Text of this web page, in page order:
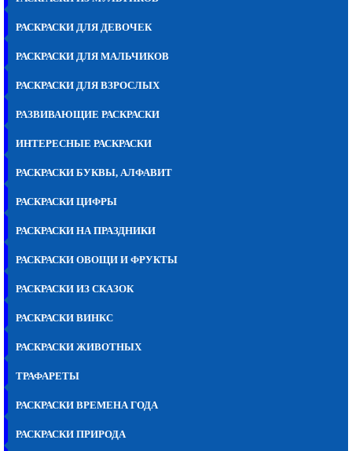
РАСКРАСКИ ДЛЯ ДЕВОЧЕК
РАСКРАСКИ ДЛЯ МАЛЬЧИКОВ
РАСКРАСКИ ДЛЯ ВЗРОСЛЫХ
РАЗВИВАЮЩИЕ РАСКРАСКИ
ИНТЕРЕСНЫЕ РАСКРАСКИ
РАСКРАСКИ БУКВЫ, АЛФАВИТ
РАСКРАСКИ ЦИФРЫ
РАСКРАСКИ НА ПРАЗДНИКИ
РАСКРАСКИ ОВОЩИ И ФРУКТЫ
РАСКРАСКИ ИЗ СКАЗОК
РАСКРАСКИ ВИНКС
РАСКРАСКИ ЖИВОТНЫХ
ТРАФАРЕТЫ
РАСКРАСКИ ВРЕМЕНА ГОДА
РАСКРАСКИ ПРИРОДА